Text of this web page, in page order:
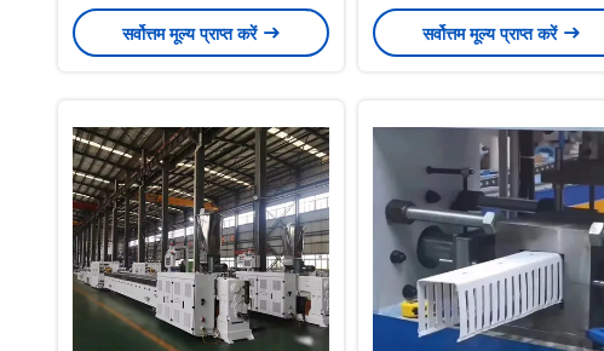
उत्पादन लाइन केसमेंट और स्लाइडिंग विंडो
प्रोफाइल एक्सट्रूज़न लाइन प्लास्टिक
सर्वोत्तम मूल्य प्राप्त करें
गोल बारिश पानी गटर मशीन निर्माता
सर्वोत्तम मूल्य प्राप्त करें